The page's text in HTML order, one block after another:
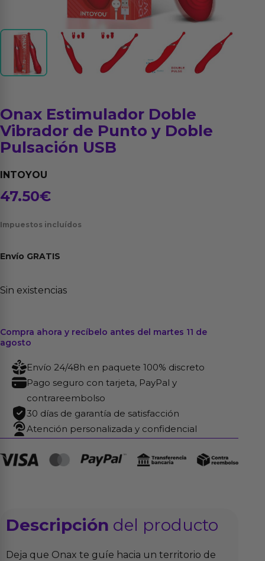
Onax Estimulador Doble
Vibrador de Punto y Doble
Pulsación USB
INTOYOU
47.50€
Impuestos incluídos
Envío GRATIS
Sin existencias
Compra ahora y recíbelo antes del martes 11 de
agosto
Envío 24/48h en paquete 100% discreto
Pago seguro con tarjeta, PayPal y
contrareembolso
30 días de garantía de satisfacción
Atención personalizada y confidencial
Descripción del producto
Deja que Onax te guíe hacia un territorio de